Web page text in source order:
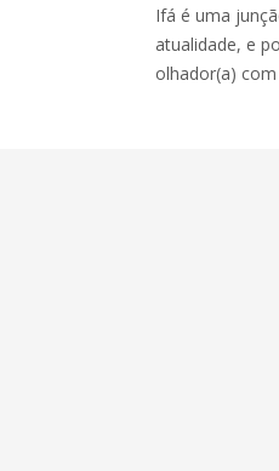
Ifá é uma
atualidade, e
olhador(a)